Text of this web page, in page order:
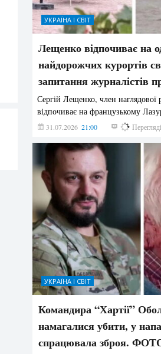
УКРАЇНА І СВІТ
Лещенко відпочиває на
найдорожчих курортів
запитання журналістів
Сергій Лещенко, член наглядової
відпочиває на французькому
31.07.2026 21:00 206
УКРАЇНА І СВІТ
Командира “Хартії”
намагалися убити, у
спрацювала зброя.